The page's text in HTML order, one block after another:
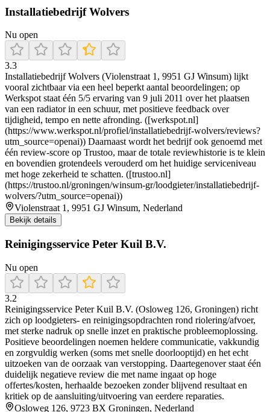
Installatiebedrijf Wolvers
Nu open
3.3
Installatiebedrijf Wolvers (Violenstraat 1, 9951 GJ Winsum) lijkt
vooral zichtbaar via een heel beperkt aantal beoordelingen; op
Werkspot staat één 5/5 ervaring van 9 juli 2011 over het plaatsen
van een radiator in een schuur, met positieve feedback over
tijdigheid, tempo en nette afronding. ([werkspot.nl]
(https://www.werkspot.nl/profiel/installatiebedrijf-wolvers/reviews?
utm_source=openai)) Daarnaast wordt het bedrijf ook genoemd met
één review-score op Trustoo, maar de totale reviewhistorie is te klein
en bovendien grotendeels verouderd om het huidige serviceniveau
met hoge zekerheid te schatten. ([trustoo.nl]
(https://trustoo.nl/groningen/winsum-gr/loodgieter/installatiebedrijf-
wolvers/?utm_source=openai))
Violenstraat 1, 9951 GJ Winsum, Nederland
Bekijk details
Reinigingsservice Peter Kuil B.V.
Nu open
3.2
Reinigingsservice Peter Kuil B.V. (Osloweg 126, Groningen) richt
zich op loodgieters- en reinigingsopdrachten rond riolering/afvoer,
met sterke nadruk op snelle inzet en praktische probleemoplossing.
Positieve beoordelingen noemen heldere communicatie, vakkundig
en zorgvuldig werken (soms met snelle doorlooptijd) en het echt
uitzoeken van de oorzaak van verstopping. Daartegenover staat één
duidelijk negatieve review die met name ingaat op hoge
offertes/kosten, herhaalde bezoeken zonder blijvend resultaat en
kritiek op de aansluiting/uitvoering van eerdere reparaties.
Osloweg 126, 9723 BX Groningen, Nederland